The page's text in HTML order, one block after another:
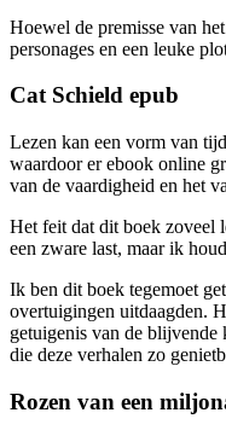
Hoewel de premisse van
personages en een leuke
Cat Schield epub
Lezen kan een vorm van
waardoor er ebook online
van de vaardigheid en het
Het feit dat dit boek zoveel
een zware last, maar ik
Ik ben dit boek tegemoet
overtuigingen uitdaagden.
getuigenis van de blijvende
die deze verhalen zo
Rozen van een